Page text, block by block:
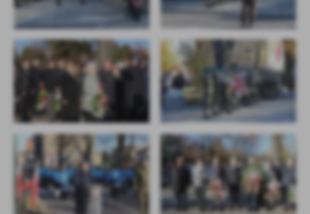
firm będących naszymi partnerami oraz innych dostawców usług.
Firmy te działają w charakterze pośredników prezentujących nasze
treści w postaci wiadomości, ofert, komunikatów mediów
społecznościowych.